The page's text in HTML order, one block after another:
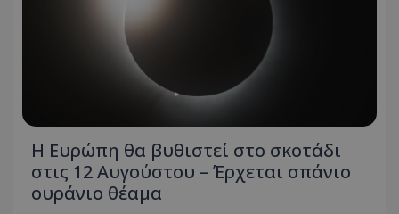
Η Ευρώπη θα βυθιστεί στο σκοτάδι
στις 12 Αυγούστου – Έρχεται σπάνιο
ουράνιο θέαμα